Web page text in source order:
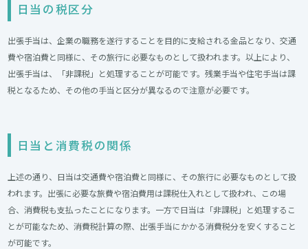
日当の税区分
出張手当は、企業の職務を遂行することを目的に支給される金品となり、交通
費や宿泊費と同様に、その旅行に必要なものとして扱われます。以上により、
出張手当は、「非課税」と処理することが可能です。残業手当や住宅手当は課
税となるため、その他の手当と区分が異なるので注意が必要です。
日当と消費税の関係
上述の通り、日当は交通費や宿泊費と同様に、その旅行に必要なものとして扱
われます。出張に必要な旅費や宿泊費用は課税仕入れとして扱われ、この場
合、消費税も支払ったことになります。一方で日当は「非課税」と処理するこ
とが可能なため、消費税計算の際、出張手当にかかる消費税分を安くすること
が可能です。